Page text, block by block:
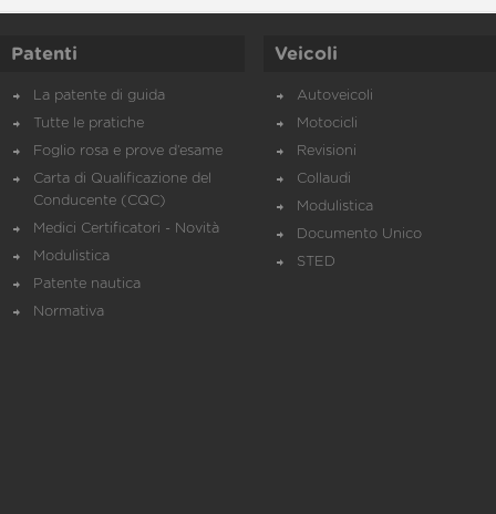
Patenti
La patente di guida
Tutte le pratiche
Foglio rosa e prove d’esame
Carta di Qualificazione del
Conducente (CQC)
Medici Certificatori - Novità
Modulistica
Patente nautica
Normativa
Veicoli
Autoveicoli
Motocicli
Revisioni
Collaudi
Modulistica
Documento Unico
STED